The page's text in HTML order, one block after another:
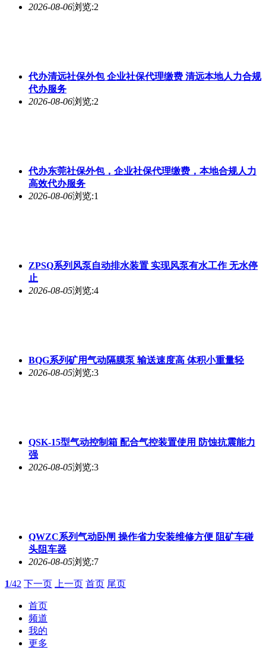
2026-08-06浏览:2
代办清远社保外包 企业社保代理缴费 清远本地人力合规
代办服务
2026-08-06浏览:2
代办东莞社保外包，企业社保代理缴费，本地合规人力
高效代办服务
2026-08-06浏览:1
ZPSQ系列风泵自动排水装置 实现风泵有水工作 无水停
止
2026-08-05浏览:4
BQG系列矿用气动隔膜泵 输送速度高 体积小重量轻
2026-08-05浏览:3
QSK-15型气动控制箱 配合气控装置使用 防蚀抗震能力
强
2026-08-05浏览:3
QWZC系列气动卧闸 操作省力安装维修方便 阻矿车碰
头阻车器
2026-08-05浏览:7
1/42 下一页 上一页 首页 尾页
首页
频道
我的
更多